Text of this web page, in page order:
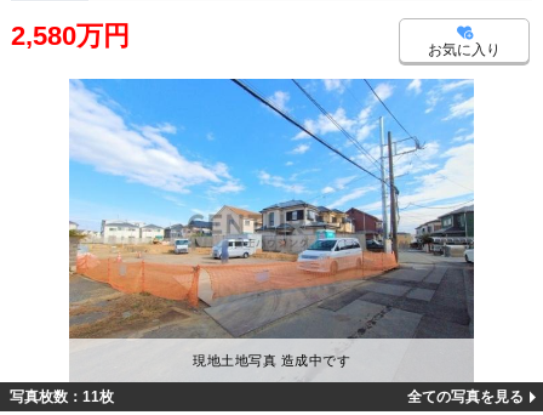
2,580万円 お気に入り
現地土地写真 造成中です
写真枚数：11枚 全ての写真を見る